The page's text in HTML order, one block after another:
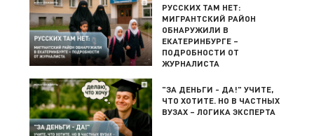
РУССКИХ ТАМ НЕТ:
МИГРАНТСКИЙ РАЙОН
ОБНАРУЖИЛИ В
ЕКАТЕРИНБУРГЕ –
ПОДРОБНОСТИ ОТ
ЖУРНАЛИСТА
"ЗА ДЕНЬГИ - ДА!" УЧИТЕ,
ЧТО ХОТИТЕ. НО В ЧАСТНЫХ
ВУЗАХ – ЛОГИКА ЭКСПЕРТА